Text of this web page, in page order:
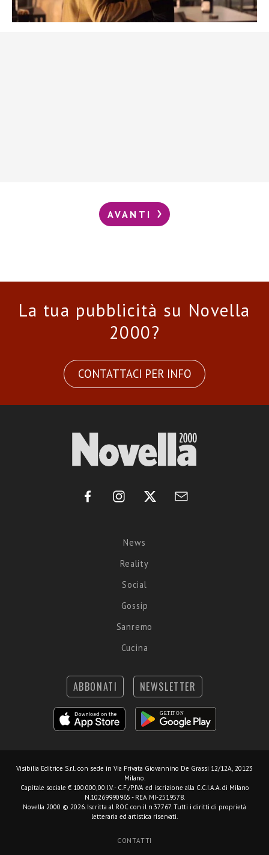
AVANTI
La tua pubblicità su Novella
2000?
CONTATTACI PER INFO
News
Reality
Social
Gossip
Sanremo
Cucina
ABBONATI NEWSLETTER
Visibilia Editrice S.r.l. con sede in Via Privata Giovannino De Grassi 12/12A, 20123
Milano.
Capitale sociale € 100.000,00 I.V. - C.F./P.IVA ed iscrizione alla C.C.I.A.A. di Milano
N.10269990965 - REA MI-2519578.
Novella 2000 © 2026. Iscritta al ROC con il n.37767. Tutti i diritti di proprietà
letteraria ed artistica riservati.
CONTATTI